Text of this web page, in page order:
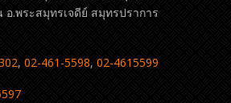
อ.พระสมุทรเจดีย์ สมุทรปราการ
, 02-461-5598, 02-4615599